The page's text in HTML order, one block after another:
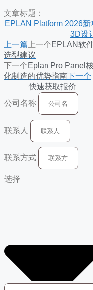
文章标题：
EPLAN Platform 2026新
3D设
上一篇 上一个EPLAN软
选型建议
下一个Eplan Pro Panel
化制造的优势指南下一个
快速获取报价
公司名称
联系人
联系方式
选择